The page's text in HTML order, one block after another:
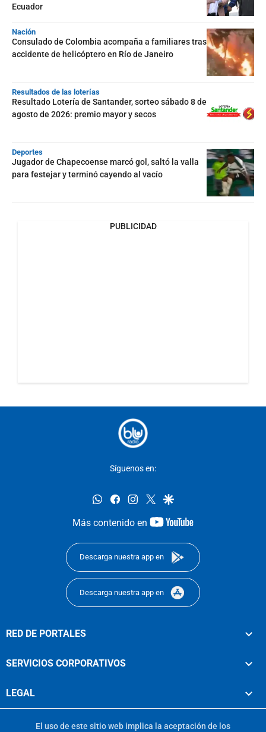
Ecuador
Nación
Consulado de Colombia acompaña a familiares tras
accidente de helicóptero en Río de Janeiro
Resultados de las loterías
Resultado Lotería de Santander, sorteo sábado 8 de
agosto de 2026: premio mayor y secos
Deportes
Jugador de Chapecoense marcó gol, saltó la valla
para festejar y terminó cayendo al vacío
PUBLICIDAD
Síguenos en:
whatsappfacebookinstagram
twittergoogle
Más contenido en
youtube-
Descarga nuestra app en
Descarga nuestra app en
RED DE PORTALES
SERVICIOS CORPORATIVOS
LEGAL
El uso de este sitio web implica la aceptación de los